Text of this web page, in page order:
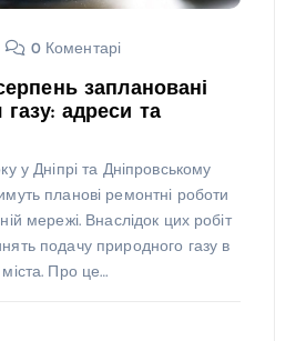
0 Коментарі
заплановані
газу: адреси та
у Дніпрі та Дніпровському
планові ремонтні роботи
мережі. Внаслідок цих робіт
подачу природного газу в
Про це…